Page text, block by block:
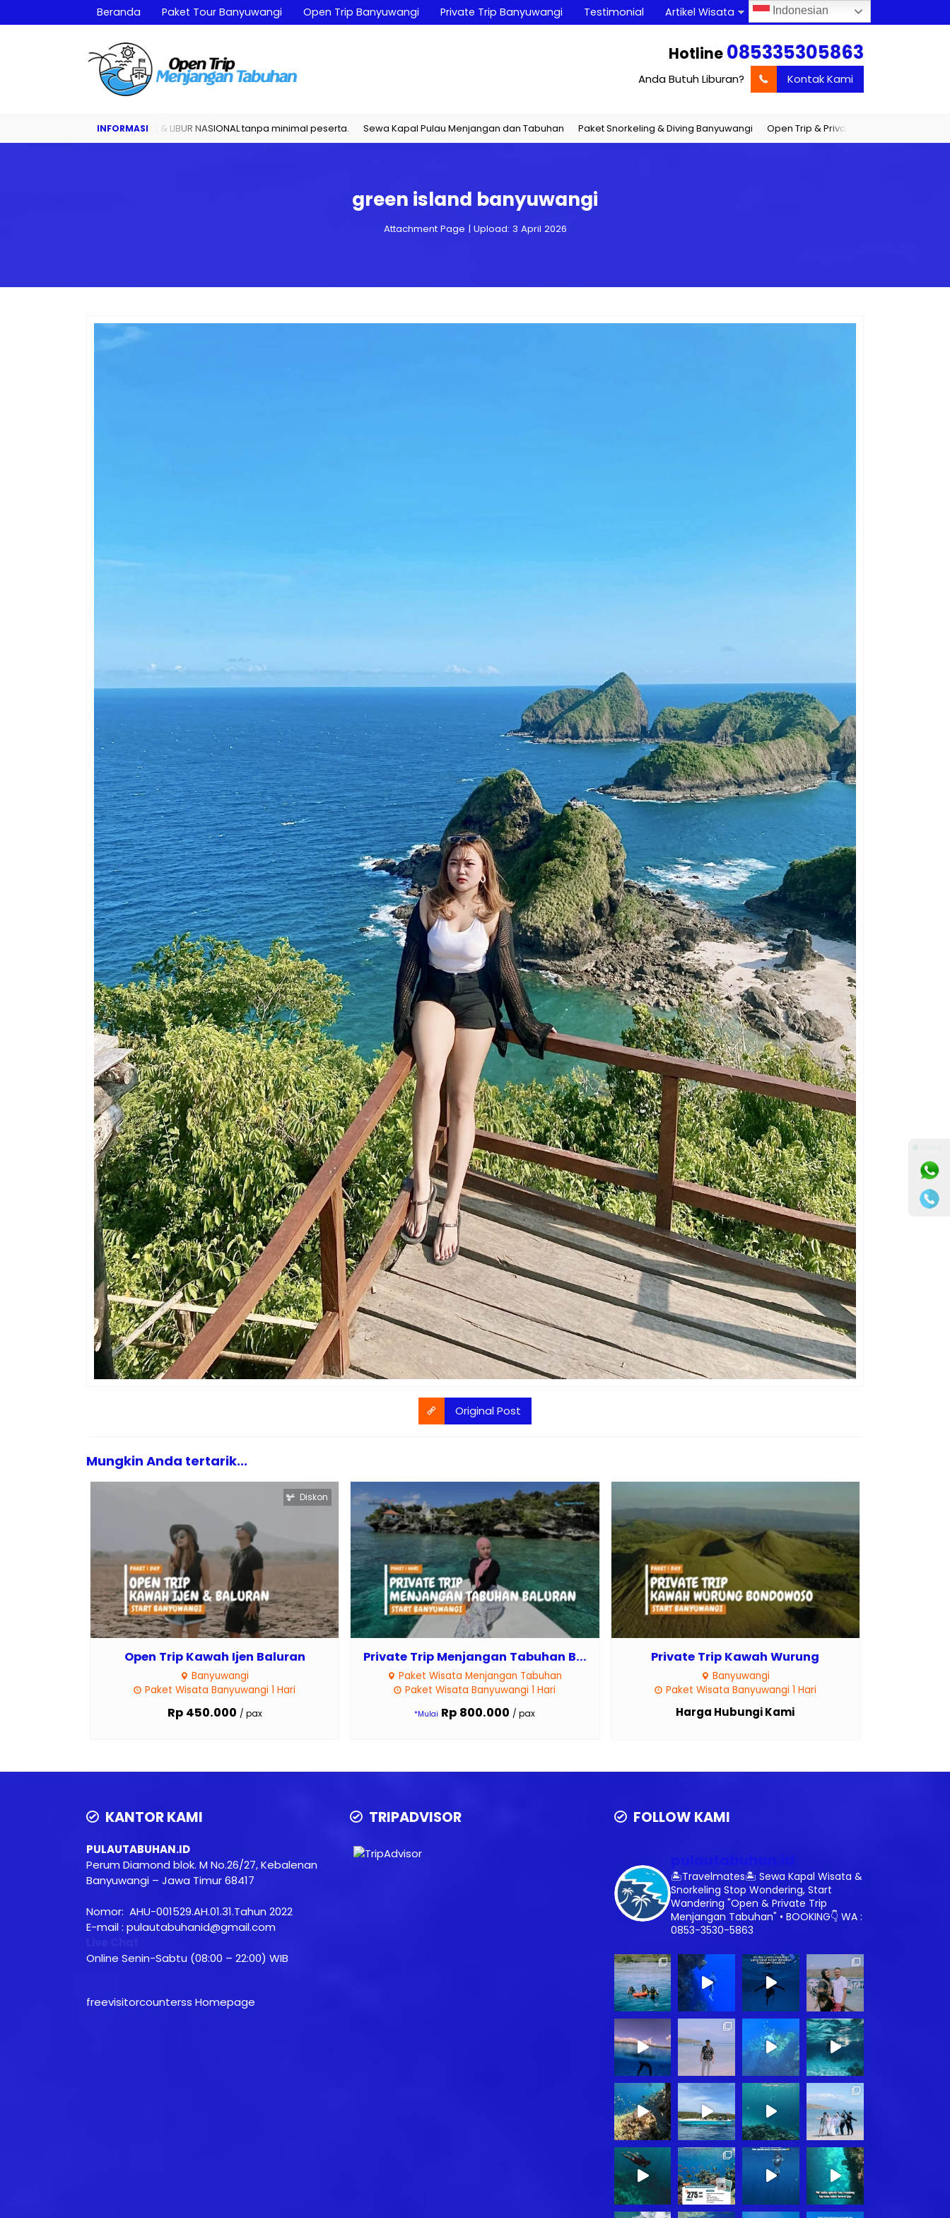
Beranda Paket Tour Banyuwangi Open Trip Banyuwangi Private Trip Banyuwangi Testimonial Artikel Wisata Indonesian
Hotline 085335305863
Anda Butuh Liburan? Kontak Kami
SABTU, MINGGU, & LIBUR NASIONAL tanpa minimal peserta. Sewa Kapal Pulau Menjangan dan Tabuhan Paket Snorkeling & Diving Banyuwangi Open Trip & Private Trip Banyuwangi
green island banyuwangi
Attachment Page | Upload: 3 April 2026
Original Post
Mungkin Anda tertarik...
Open Trip Kawah Ijen Baluran
Banyuwangi
Paket Wisata Banyuwangi 1 Hari
Rp 450.000 / pax
Diskon
Private Trip Menjangan Tabuhan B...
Paket Wisata Menjangan Tabuhan
Paket Wisata Banyuwangi 1 Hari
*Mulai Rp 800.000 / pax
Private Trip Kawah Wurung
Banyuwangi
Paket Wisata Banyuwangi 1 Hari
Harga Hubungi Kami
KANTOR KAMI
PULAUTABUHAN.ID
Perum Diamond blok. M No.26/27, Kebalenan
Banyuwangi – Jawa Timur 68417
Nomor: AHU-001529.AH.01.31.Tahun 2022
E-mail : pulautabuhanid@gmail.com
Online Senin-Sabtu (08:00 – 22:00) WIB
freevisitorcounterss Homepage
TRIPADVISOR FOLLOW KAMI
pulautabuhan.id
🏝️Travelmates🏝️ Sewa Kapal Wisata &
Snorkeling Stop Wondering, Start
Wandering "Open & Private Trip
Menjangan Tabuhan" • BOOKING👇 WA :
0853-3530-5863